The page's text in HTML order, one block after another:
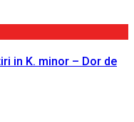
in K. minor – Dor de